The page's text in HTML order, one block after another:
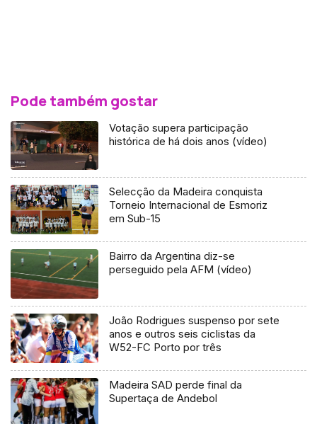
Pode também gostar
Votação supera participação
histórica de há dois anos (vídeo)
Selecção da Madeira conquista
Torneio Internacional de Esmoriz
em Sub-15
Bairro da Argentina diz-se
perseguido pela AFM (vídeo)
João Rodrigues suspenso por sete
anos e outros seis ciclistas da
W52-FC Porto por três
Madeira SAD perde final da
Supertaça de Andebol